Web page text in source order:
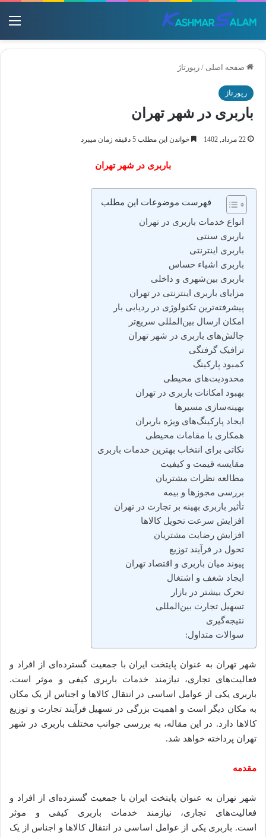
صفحه اصلی / رپورتاژ
رپورتاژ
باربری در شهر تهران
22 مرداد, 1402 خواندن این مطلب 5 دقیقه زمان میبرد
باربری در شهر تهران
فهرست موضوعات این مطلب
انواع خدمات باربری در تهران
باربری سنتی
باربری اینترنتی
باربری اشیاء حساس
باربری بین‌شهری و داخلی
مزایای باربری اینترنتی در تهران
پیشرفته‌ترین تکنولوژی در ردیابی بار
امکان ارسال بین‌المللی سریع‌تر
چالش‌های باربری در شهر تهران
ترافیک گرفتگی
کمبود پارکینگ
محدودیت‌های محیطی
بهبود امکانات باربری در تهران
بهینه‌سازی مسیرها
ایجاد پارکینگ‌های ویژه باربران
همکاری با مقامات محیطی
نکاتی برای انتخاب بهترین خدمات باربری
مقایسه قیمت و کیفیت
مطالعه نظرات مشتریان
بررسی مجوزها و بیمه
تأثیر باربری بهینه بر تجارت در تهران
افزایش سرعت تحویل کالاها
افزایش رضایت مشتریان
تحول در فرآیند توزیع
پیوند میان باربری و اقتصاد تهران
ایجاد شغف و اشتغال
تحرک بیشتر در بازار
تسهیل تجارت بین‌المللی
نتیجه‌گیری
سوالات متداول:
شهر تهران به عنوان پایتخت ایران با جمعیت گسترده‌ای از افراد و
فعالیت‌های تجاری، نیازمند خدمات باربری کیفی و موثر است.
باربری یکی از عوامل اساسی در انتقال کالاها و اجناس از یک مکان
به مکان دیگر است و اهمیت بزرگی در تسهیل فرآیند تجارت و توزیع
کالاها دارد. در این مقاله، به بررسی جوانب مختلف باربری در شهر
تهران پرداخته خواهد شد.
مقدمه
شهر تهران به عنوان پایتخت ایران با جمعیت گسترده‌ای از افراد و
فعالیت‌های تجاری، نیازمند خدمات باربری کیفی و موثر
است. باربری یکی از عوامل اساسی در انتقال کالاها و اجناس از یک